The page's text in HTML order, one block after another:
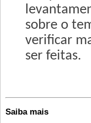
sobre o
verificar
ser feitas.
Saiba mais